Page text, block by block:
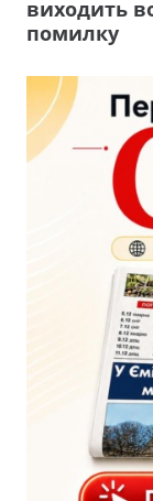
виходить
помилку